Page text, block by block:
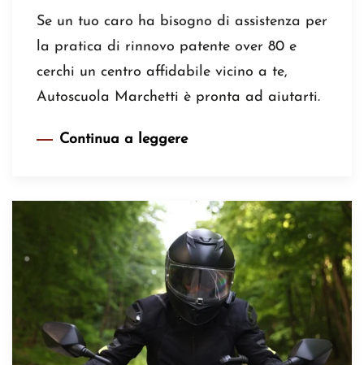
Se un tuo caro ha bisogno di assistenza per
la pratica di rinnovo patente over 80 e
cerchi un centro affidabile vicino a te,
Autoscuola Marchetti è pronta ad aiutarti.
Continua a leggere